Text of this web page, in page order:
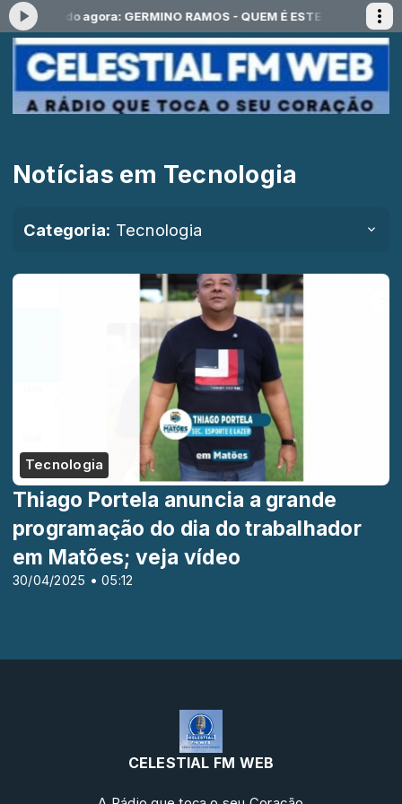
- Tocando agora: GERMINO RAMOS - QUEM É ESTE HOMEM
Notícias em Tecnologia
Categoria: Tecnologia
Tecnologia
30/04/2025 • 05:12
Thiago Portela anuncia a grande
programação do dia do trabalhador
em Matões; veja vídeo
CELESTIAL FM WEB